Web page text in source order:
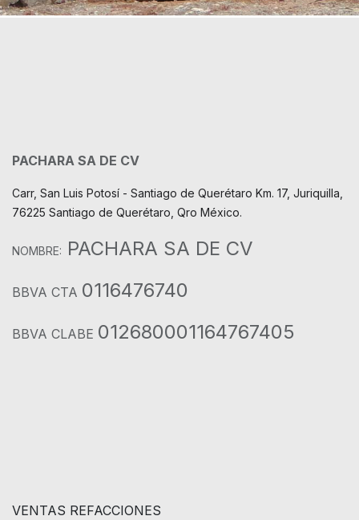
PACHARA SA DE CV
Carr, San Luis Potosí - Santiago de Querétaro Km. 17, Juriquilla,
76225 Santiago de Querétaro, Qro México.
NOMBRE: PACHARA SA DE CV
BBVA CTA 0116476740
BBVA CLABE 012680001164767405
VENTAS REFACCIONES